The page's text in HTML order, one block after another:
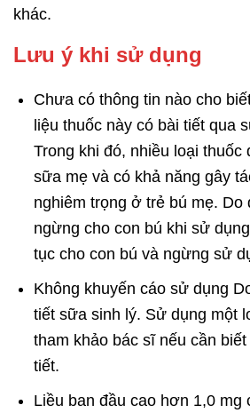
khác.
Lưu ý khi sử dụng
Chưa có thông tin nào cho
liệu thuốc này có bài tiết qua
Trong khi đó, nhiều loại
sữa mẹ và có khả năng gây
nghiêm trọng ở trẻ bú mẹ. Do
ngừng cho con bú khi sử
tục cho con bú và ngừng sử
Không khuyến cáo sử dụng
tiết sữa sinh lý. Sử dụng một
tham khảo bác sĩ nếu cần
tiết.
Liều ban đầu cao hơn 1,0 mg